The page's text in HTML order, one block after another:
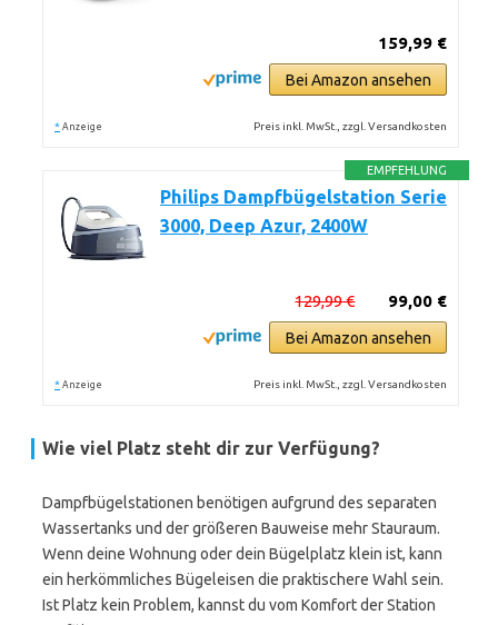
159,99 €
Bei Amazon ansehen
* Anzeige Preis inkl. MwSt., zzgl. Versandkosten
EMPFEHLUNG
Philips Dampfbügelstation Serie
3000, Deep Azur, 2400W
99,00 €
129,99 €
Bei Amazon ansehen
* Anzeige Preis inkl. MwSt., zzgl. Versandkosten
Wie viel Platz steht dir zur Verfügung?
Dampfbügelstationen benötigen aufgrund des separaten
Wassertanks und der größeren Bauweise mehr Stauraum.
Wenn deine Wohnung oder dein Bügelplatz klein ist, kann
ein herkömmliches Bügeleisen die praktischere Wahl sein.
Ist Platz kein Problem, kannst du vom Komfort der Station